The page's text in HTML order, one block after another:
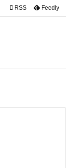


 RSS Feedly